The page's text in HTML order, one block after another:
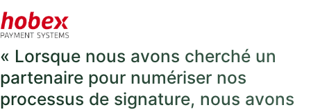
« Lorsque nous avons cherché un
partenaire pour numériser nos
processus de signature, nous avons